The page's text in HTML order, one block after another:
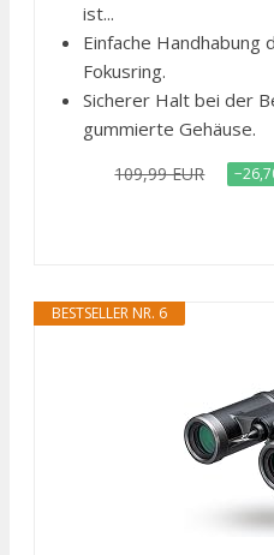
ist...
Einfache Handhabung
Fokusring.
Sicherer Halt bei der
gummierte Gehäuse.
109,99 EUR
BESTSELLER NR. 6